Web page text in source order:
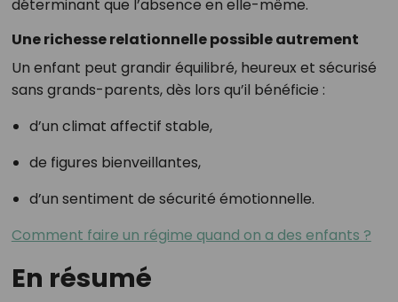
déterminant que l’absence en elle-même.
Une richesse relationnelle possible autrement
Un enfant peut grandir équilibré, heureux et sécurisé
sans grands-parents, dès lors qu’il bénéficie :
d’un climat affectif stable,
de figures bienveillantes,
d’un sentiment de sécurité émotionnelle.
Comment faire un régime quand on a des enfants ?
En résumé